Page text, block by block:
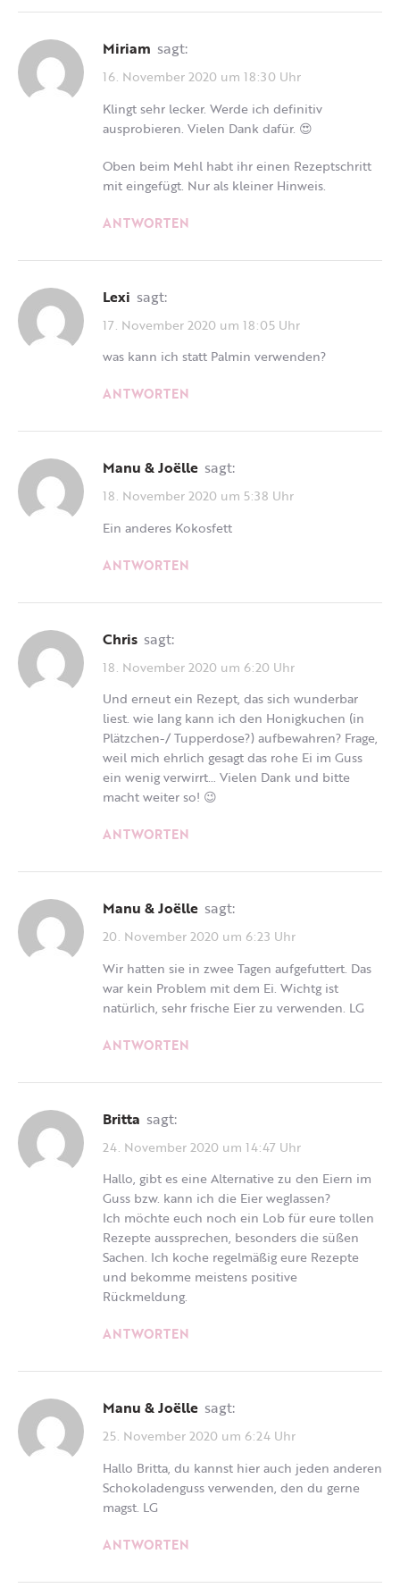
Miriam sagt:
16. November 2020 um 18:30 Uhr
Klingt sehr lecker. Werde ich definitiv
ausprobieren. Vielen Dank dafür. 😍
Oben beim Mehl habt ihr einen Rezeptschritt
mit eingefügt. Nur als kleiner Hinweis.
ANTWORTEN
Lexi sagt:
17. November 2020 um 18:05 Uhr
was kann ich statt Palmin verwenden?
ANTWORTEN
Manu & Joëlle sagt:
18. November 2020 um 5:38 Uhr
Ein anderes Kokosfett
ANTWORTEN
Chris sagt:
18. November 2020 um 6:20 Uhr
Und erneut ein Rezept, das sich wunderbar
liest. wie lang kann ich den Honigkuchen (in
Plätzchen-/ Tupperdose?) aufbewahren? Frage,
weil mich ehrlich gesagt das rohe Ei im Guss
ein wenig verwirrt… Vielen Dank und bitte
macht weiter so! 😉
ANTWORTEN
Manu & Joëlle sagt:
20. November 2020 um 6:23 Uhr
Wir hatten sie in zwee Tagen aufgefuttert. Das
war kein Problem mit dem Ei. Wichtg ist
natürlich, sehr frische Eier zu verwenden. LG
ANTWORTEN
Britta sagt:
24. November 2020 um 14:47 Uhr
Hallo, gibt es eine Alternative zu den Eiern im
Guss bzw. kann ich die Eier weglassen?
Ich möchte euch noch ein Lob für eure tollen
Rezepte aussprechen, besonders die süßen
Sachen. Ich koche regelmäßig eure Rezepte
und bekomme meistens positive
Rückmeldung.
ANTWORTEN
Manu & Joëlle sagt:
25. November 2020 um 6:24 Uhr
Hallo Britta, du kannst hier auch jeden anderen
Schokoladenguss verwenden, den du gerne
magst. LG
ANTWORTEN